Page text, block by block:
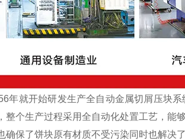
年就开始研发生产全自动金属切屑压块
整个生产过程采用全自动化处置工艺，能
确保了饼块原有材质不受污染同时也解决